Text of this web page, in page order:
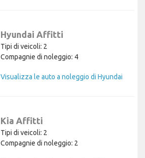
Hyundai Affitti
Tipi di veicoli: 2
Compagnie di noleggio: 4
Visualizza le auto a noleggio di Hyundai
Kia Affitti
Tipi di veicoli: 2
Compagnie di noleggio: 2